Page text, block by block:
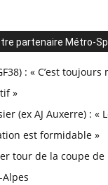
partenaire Métro-
: « C’est
»
(ex AJ Auxerre) : «
est formidable »
tour de la coupe de